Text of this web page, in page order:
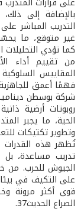
بالإضافة إلى
التدريب المباشر
غير متوقع، ما
كما تؤدي
من تقييم أداء
المقاييس
فهمًا أعمق للجاهزية
روبوتات أرضية
الحية، ما يجبر
وتطوير تكتيكات
تُظهر هذه القدرات
تدريب مساعدة،
الجيوش للحرب. من
على التكيف في
قوى أكثر مرونة
الصراع الحديث37.